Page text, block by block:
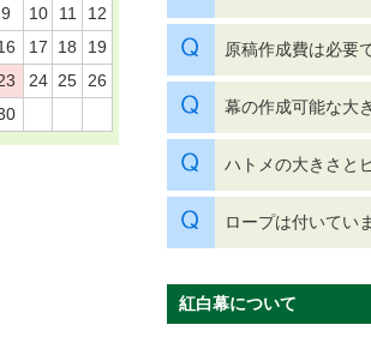
原稿作成費は必要
幕の作成可能な大
ハトメの大きさと
ロープは付いてい
紅白幕について
9 10 11
12
17 18
19
24 25
26